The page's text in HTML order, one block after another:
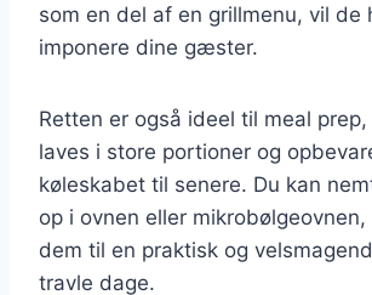
som en del af en grillmenu, vil de
imponere dine gæster.
Retten er også ideel til meal
laves i store portioner og
køleskabet til senere. Du kan
op i ovnen eller
dem til en praktisk og
travle dage.